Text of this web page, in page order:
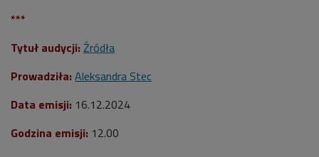
***
Tytuł audycji: Źródła
Prowadziła: Aleksandra Stec
Data emisji: 16.12.2024
Godzina emisji: 12.00